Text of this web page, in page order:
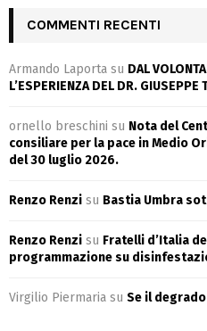
COMMENTI RECENTI
Armando Laporta su DAL
L’ESPERIENZA DEL DR. GIUSEPPE
ornello breschini su Nota del
consiliare per la pace in Medio
del 30 luglio 2026.
Renzo Renzi su Bastia Umbra
Renzo Renzi su Fratelli d’Italia
programmazione su
Virgilio Piermaria su Se il